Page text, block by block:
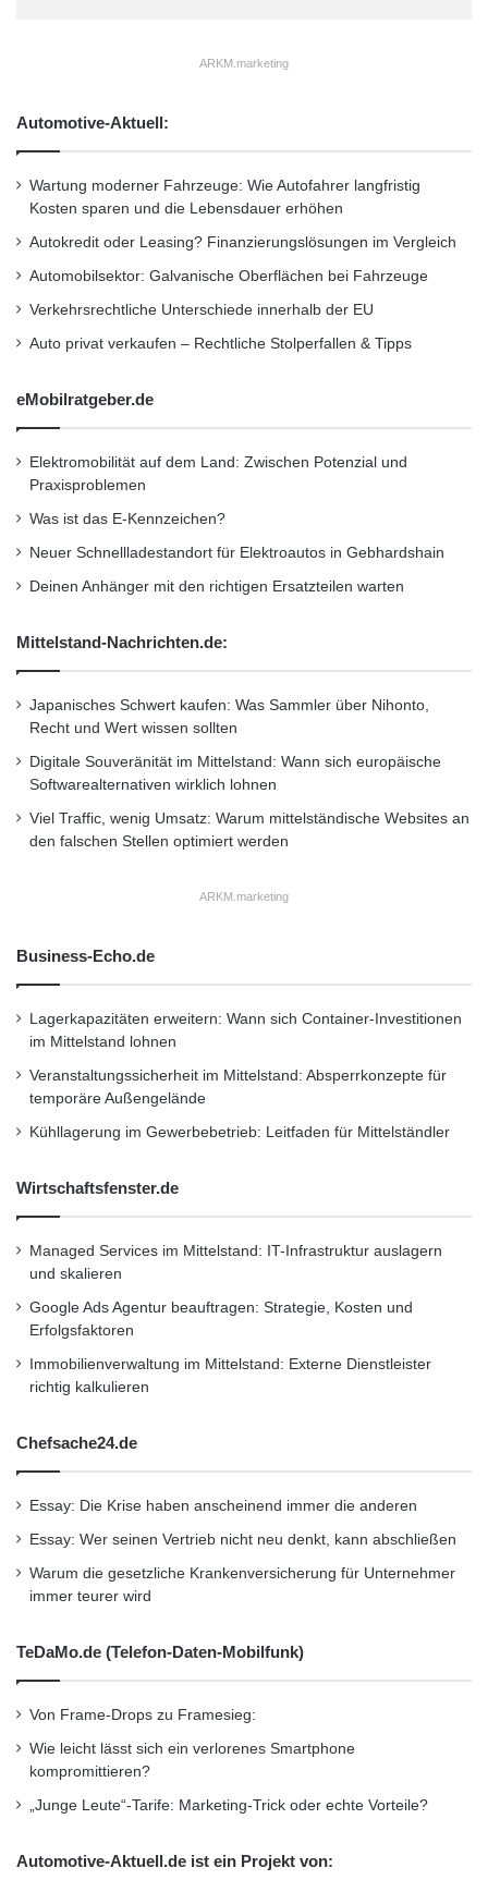
ARKM.marketing
Automotive-Aktuell:
Wartung moderner Fahrzeuge: Wie Autofahrer langfristig
Kosten sparen und die Lebensdauer erhöhen
Autokredit oder Leasing? Finanzierungslösungen im Vergleich
Automobilsektor: Galvanische Oberflächen bei Fahrzeuge
Verkehrsrechtliche Unterschiede innerhalb der EU
Auto privat verkaufen – Rechtliche Stolperfallen & Tipps
eMobilratgeber.de
Elektromobilität auf dem Land: Zwischen Potenzial und
Praxisproblemen
Was ist das E-Kennzeichen?
Neuer Schnellladestandort für Elektroautos in Gebhardshain
Deinen Anhänger mit den richtigen Ersatzteilen warten
Mittelstand-Nachrichten.de:
Japanisches Schwert kaufen: Was Sammler über Nihonto,
Recht und Wert wissen sollten
Digitale Souveränität im Mittelstand: Wann sich europäische
Softwarealternativen wirklich lohnen
Viel Traffic, wenig Umsatz: Warum mittelständische Websites an
den falschen Stellen optimiert werden
ARKM.marketing
Business-Echo.de
Lagerkapazitäten erweitern: Wann sich Container-Investitionen
im Mittelstand lohnen
Veranstaltungssicherheit im Mittelstand: Absperrkonzepte für
temporäre Außengelände
Kühllagerung im Gewerbebetrieb: Leitfaden für Mittelständler
Wirtschaftsfenster.de
Managed Services im Mittelstand: IT-Infrastruktur auslagern
und skalieren
Google Ads Agentur beauftragen: Strategie, Kosten und
Erfolgsfaktoren
Immobilienverwaltung im Mittelstand: Externe Dienstleister
richtig kalkulieren
Chefsache24.de
Essay: Die Krise haben anscheinend immer die anderen
Essay: Wer seinen Vertrieb nicht neu denkt, kann abschließen
Warum die gesetzliche Krankenversicherung für Unternehmer
immer teurer wird
TeDaMo.de (Telefon-Daten-Mobilfunk)
Von Frame-Drops zu Framesieg:
Wie leicht lässt sich ein verlorenes Smartphone
kompromittieren?
„Junge Leute“-Tarife: Marketing-Trick oder echte Vorteile?
Automotive-Aktuell.de ist ein Projekt von: